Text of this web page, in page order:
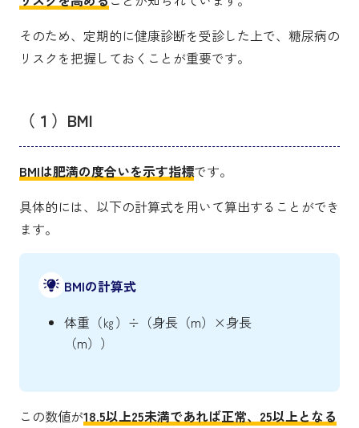
そのため、定期的に健康診断を受診した上で、糖尿病の
リスクを把握しておくことが重要です。
（１）BMI
BMIは肥満の度合いを示す指標です。
具体的には、以下の計算式を用いて算出することができ
ます。
BMIの計算式
体重（㎏）÷（身長（m）×身長
（m））
この数値が18.5以上25未満であれば正常、25以上となる